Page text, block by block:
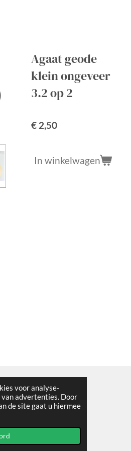
voor analyse-
advertenties. Door
de site gaat u hiermee
Agaat geode
klein ongeveer
3.2 op 2
€ 2,50
In winkelwagen
Het vlinderpad